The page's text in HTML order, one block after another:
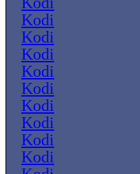
Kodi
Kodi
Kodi
Kodi
Kodi
Kodi
Kodi
Kodi
Kodi